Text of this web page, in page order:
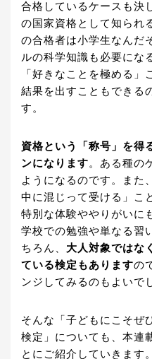
合格しているケースも決
の国家資格として知られ
の合格者は小学生なんだ
ルの科学知識も必要にな
「好きなことを極める」
結果を出すこともできる
す。
資格という「称号」を得
ンになります。ある種の
ようになるのです。また
中に混じって受ける」こ
特別な体験ややりがいに
学校での勉強や単なる習
ちろん、 大人対象ではな
ている検定もありますの
ンジしてみるのもよいで
そんな「子どもにこそぜ
検定」についても、本連
とにご紹介していきます。